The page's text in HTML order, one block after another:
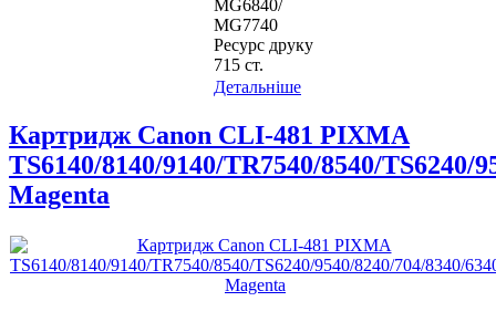
MG6840/
MG7740
Ресурс друку
715 ст.
Детальніше
Картридж Canon CLI-481 PIXMA
TS6140/8140/9140/TR7540/8540/TS6240/
Magenta